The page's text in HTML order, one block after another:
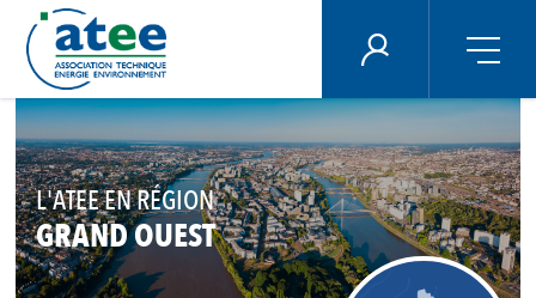
Aller
au
contenu
principal
ÉNERGIE PLUS
L'ATEE EN RÉGION
GRAND OUEST
Panneau de gestion des cookies